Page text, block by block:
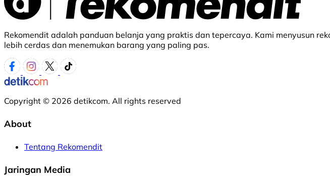
Rekomendit adalah panduan belanja yang praktis dan tepercaya. Kami menyusun
lebih cerdas dan menemukan barang yang paling pas.
Copyright © 2026 detikcom. All rights reserved
About
Tentang Rekomendit
Jaringan Media